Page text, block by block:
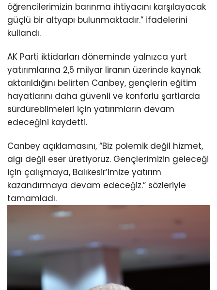
öğrencilerimizin barınma ihtiyacını karşılayacak
güçlü bir altyapı bulunmaktadır.” ifadelerini
kullandı.
AK Parti iktidarları döneminde yalnızca yurt
yatırımlarına 2,5 milyar liranın üzerinde kaynak
aktarıldığını belirten Canbey, gençlerin eğitim
hayatlarını daha güvenli ve konforlu şartlarda
sürdürebilmeleri için yatırımların devam
edeceğini kaydetti.
Canbey açıklamasını, “Biz polemik değil hizmet,
algı değil eser üretiyoruz. Gençlerimizin geleceği
için çalışmaya, Balıkesir’imize yatırım
kazandırmaya devam edeceğiz.” sözleriyle
tamamladı.